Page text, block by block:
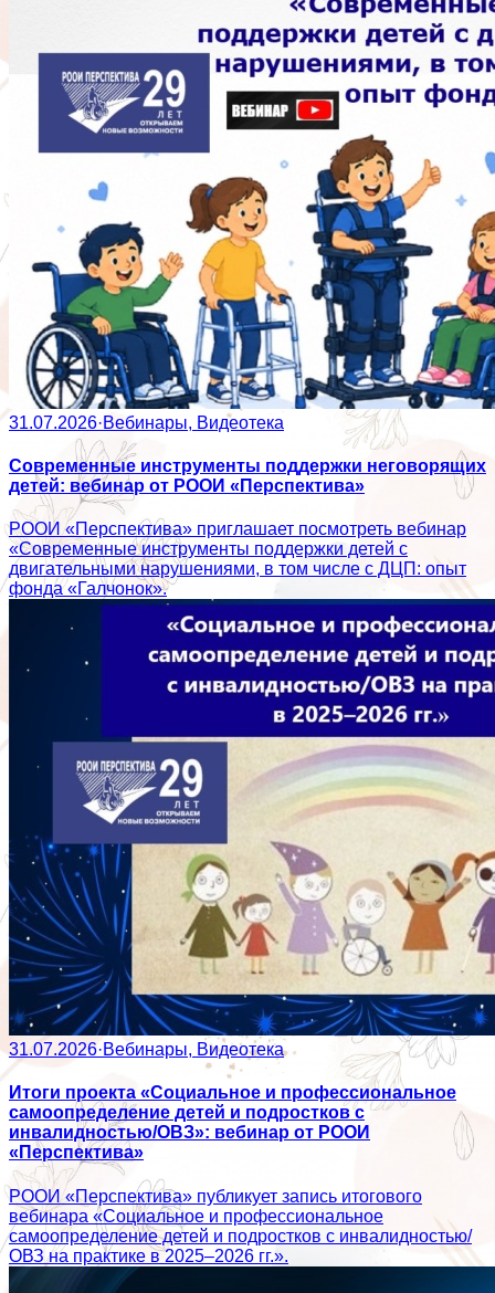
31.07.2026·Вебинары, Видеотека
Современные инструменты поддержки неговорящих
детей: вебинар от РООИ «Перспектива»
РООИ «Перспектива» приглашает посмотреть вебинар
«Современные инструменты поддержки детей с
двигательными нарушениями, в том числе с ДЦП: опыт
фонда «Галчонок».
31.07.2026·Вебинары, Видеотека
Итоги проекта «Социальное и профессиональное
самоопределение детей и подростков с
инвалидностью/ОВЗ»: вебинар от РООИ
«Перспектива»
РООИ «Перспектива» публикует запись итогового
вебинара «Социальное и профессиональное
самоопределение детей и подростков с инвалидностью/
ОВЗ на практике в 2025–2026 гг.».